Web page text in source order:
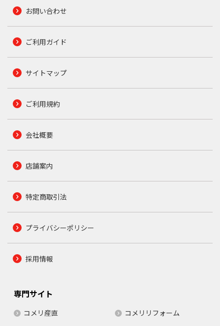
お問い合わせ
ご利用ガイド
サイトマップ
ご利用規約
会社概要
店舗案内
特定商取引法
プライバシーポリシー
採用情報
専門サイト
コメリ産直 コメリリフォーム